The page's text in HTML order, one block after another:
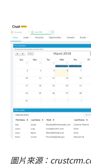
圖片來源：